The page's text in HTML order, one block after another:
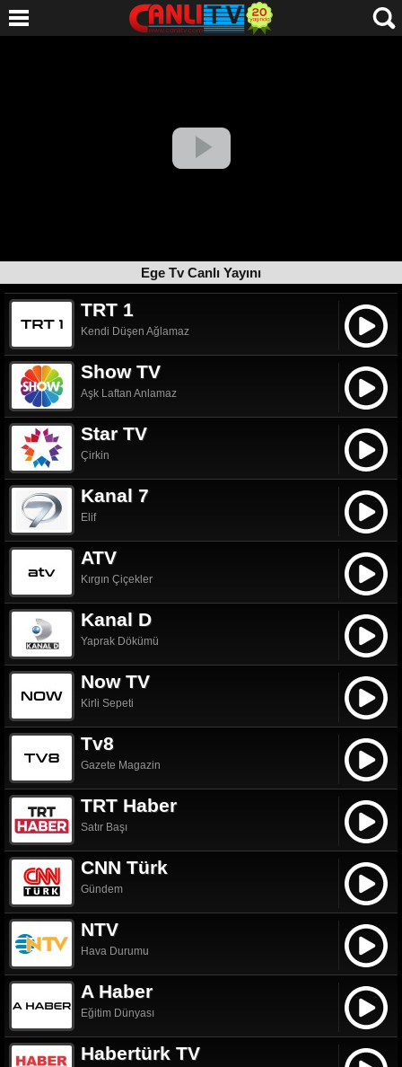
Ege Tv Canlı Yayını
TRT 1
Kendi Düşen Ağlamaz
Show TV
Aşk Laftan Anlamaz
Star TV
Çirkin
Kanal 7
Elif
ATV
Kırgın Çiçekler
Kanal D
Yaprak Dökümü
Now TV
Kirli Sepeti
Tv8
Gazete Magazin
TRT Haber
Satır Başı
CNN Türk
Gündem
NTV
Hava Durumu
A Haber
Eğitim Dünyası
Habertürk TV